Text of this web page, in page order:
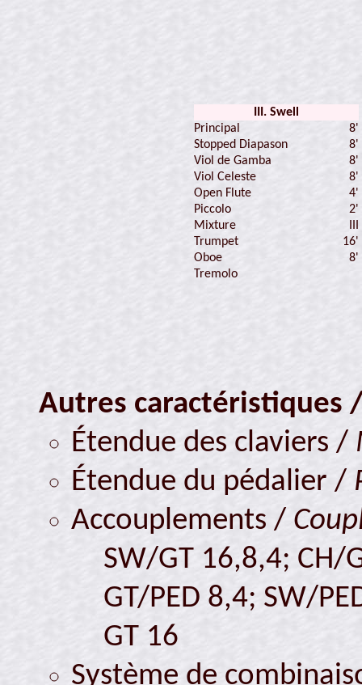
III. Swell
Principal
8'
Stopped Diapason
8'
Viol de Gamba
8'
Viol Celeste
8'
Open Flute
4'
Piccolo
2'
Mixture
Trumpet
16'
Oboe
8'
Tremolo
Autres caractéristiques
Étendue des claviers /
Étendue du pédalier /
Accouplements /
SW/GT 16,8,4; CH/
GT/PED 8,4; SW/
GT 16
Système de